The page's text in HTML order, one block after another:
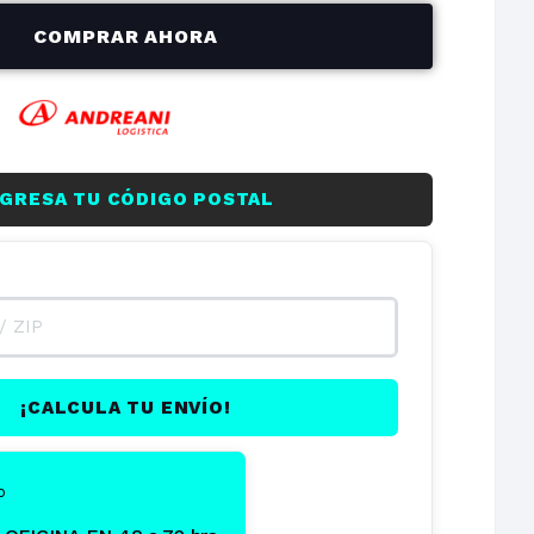
$17.888,83
COMPRAR AHORA
TU CÓDIGO POSTAL
¡CALCULA TU ENVÍO!